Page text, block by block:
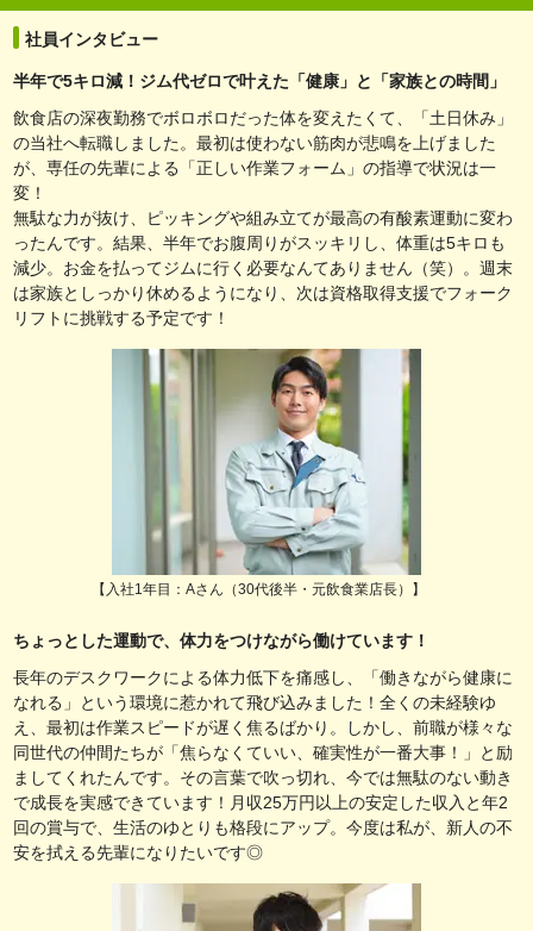
社員インタビュー
半年で5キロ減！ジム代ゼロで叶えた「健康」と「家族との時間」
飲食店の深夜勤務でボロボロだった体を変えたくて、「土日休み」
の当社へ転職しました。最初は使わない筋肉が悲鳴を上げました
が、専任の先輩による「正しい作業フォーム」の指導で状況は一
変！
無駄な力が抜け、ピッキングや組み立てが最高の有酸素運動に変わ
ったんです。結果、半年でお腹周りがスッキリし、体重は5キロも
減少。お金を払ってジムに行く必要なんてありません（笑）。週末
は家族としっかり休めるようになり、次は資格取得支援でフォーク
リフトに挑戦する予定です！
【入社1年目：Aさん（30代後半・元飲食業店長）】
ちょっとした運動で、体力をつけながら働けています！
長年のデスクワークによる体力低下を痛感し、「働きながら健康に
なれる」という環境に惹かれて飛び込みました！全くの未経験ゆ
え、最初は作業スピードが遅く焦るばかり。しかし、前職が様々な
同世代の仲間たちが「焦らなくていい、確実性が一番大事！」と励
ましてくれたんです。その言葉で吹っ切れ、今では無駄のない動き
で成長を実感できています！月収25万円以上の安定した収入と年2
回の賞与で、生活のゆとりも格段にアップ。今度は私が、新人の不
安を拭える先輩になりたいです◎